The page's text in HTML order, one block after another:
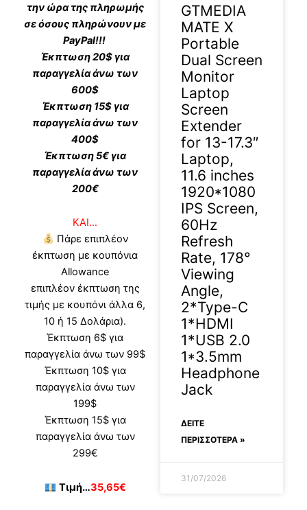
την ώρα της πληρωμής
σε όσους πληρώνουν με
PayPal!!!
Έκπτωση 20$ για
παραγγελία άνω των
600$
Έκπτωση 15$ για
παραγγελία άνω των
400$
Έκπτωση 5€ για
παραγγελία άνω των
200€
KAI…
Πάρε επιπλέον
έκπτωση με κουπόνια
Allowance
επιπλέον έκπτωση της
τιμής με κουπόνι άλλα 6,
10 ή 15 Δολάρια).
Έκπτωση 6$ για
παραγγελία άνω των 99$
Έκπτωση 10$ για
παραγγελία άνω των
199$
Έκπτωση 15$ για
παραγγελία άνω των
299€
Τιμή…35,65€
GTMEDIA
MATE X
Portable
Dual Screen
Monitor
Laptop
Screen
Extender
for 13-17.3″
Laptop,
11.6 inches
1920*1080
IPS Screen,
60Hz
Refresh
Rate, 178°
Viewing
Angle,
2*Type-C
1*HDMI
1*USB 2.0
1*3.5mm
Headphone
Jack
ΔΕΊΤΕ
ΠΕΡΙΣΣΟΤΕΡΑ »
31/07/2026